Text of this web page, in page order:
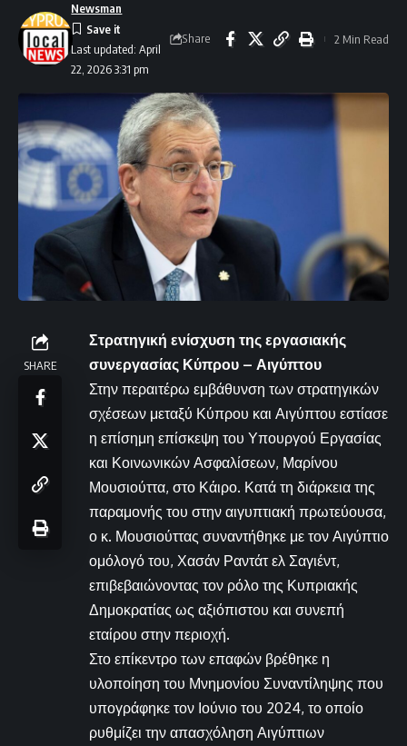
Last updated: April
22, 2026 3:31 pm
Newsman
Share 2 Min Read
SHARE
Στρατηγική ενίσχυση της εργασιακής
συνεργασίας Κύπρου – Αιγύπτου
Στην περαιτέρω εμβάθυνση των στρατηγικών
σχέσεων μεταξύ Κύπρου και Αιγύπτου εστίασε
η επίσημη επίσκεψη του Υπουργού Εργασίας
και Κοινωνικών Ασφαλίσεων, Μαρίνου
Μουσιούττα, στο Κάιρο. Κατά τη διάρκεια της
παραμονής του στην αιγυπτιακή πρωτεύουσα,
ο κ. Μουσιούττας συναντήθηκε με τον Αιγύπτιο
ομόλογό του, Χασάν Ραντάτ ελ Σαγιέντ,
επιβεβαιώνοντας τον ρόλο της Κυπριακής
Δημοκρατίας ως αξιόπιστου και συνεπή
εταίρου στην περιοχή.
Στο επίκεντρο των επαφών βρέθηκε η
υλοποίηση του Μνημονίου Συναντίληψης που
υπογράφηκε τον Ιούνιο του 2024, το οποίο
ρυθμίζει την απασχόληση Αιγύπτιων